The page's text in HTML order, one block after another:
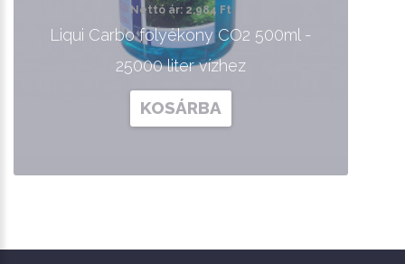
Nettó ár: 2,984 Ft
Liqui Carbo folyékony CO2 500ml -
25000 liter vízhez
KOSÁRBA